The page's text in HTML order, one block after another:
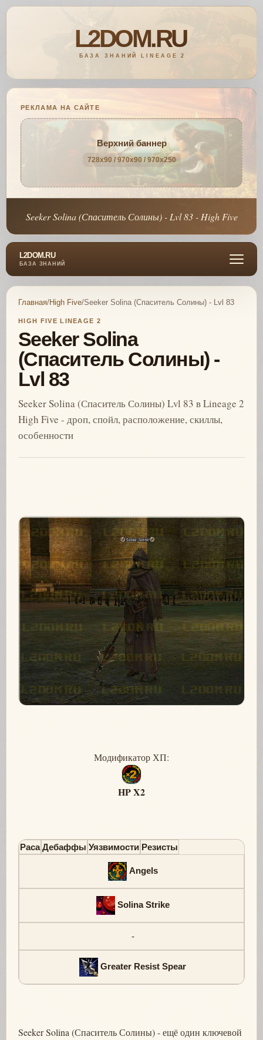
РЕКЛАМА НА САЙТЕ
Верхний баннер
728x90 / 970x90 / 970x250
Seeker Solina (Спаситель Солины) - Lvl 83 - High Five
L2DOM.RU
БАЗА ЗНАНИЙ
Главная/High Five/Seeker Solina (Спаситель Солины) - Lvl 83
HIGH FIVE LINEAGE 2
Seeker Solina
(Спаситель Солины) -
Lvl 83
Seeker Solina (Спаситель Солины) Lvl 83 в Lineage 2
High Five - дроп, спойл, расположение, скиллы,
особенности
Модификатор ХП:
HP X2
Раса Дебаффы Уязвимости Резисты
Angels
Solina Strike
-
Greater Resist Spear
Seeker Solina (Спаситель Солины) - ещё один ключевой